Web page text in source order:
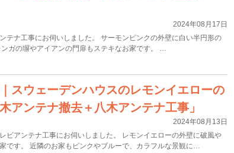
2024年08月17日
テナ工事にお伺いしました。 サーモンピンクの外壁に白い半円形の
ガの塀やアイアンの門扉もステキなお家です。 …
スウェーデンハウスのレモンイエローの
アンテナ撤去＋八木アンテナ工事」
2024年08月13日
ビアンテナ工事にお伺いしました。 レモンイエローの外壁に破風や
です。 近隣のお家もピンクやブルーで、カラフルな景観に…